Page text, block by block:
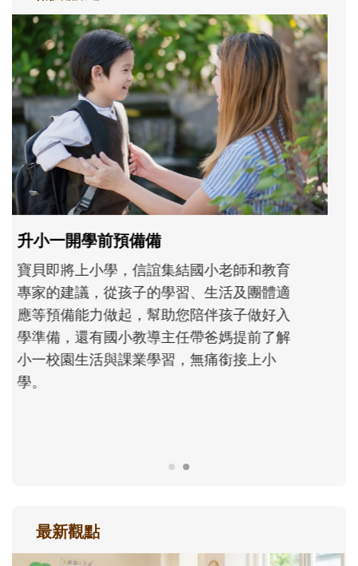
和孩子一起長大的那個男人│讀懂父親的
不同模樣
沒有人天生就擅長當爸爸！男人總是在一次
次「前所未有」的體驗中，跟著孩子一起長
大。從給予安全感的肢體遊戲，到獨立自
主、角色認同及解決問題的能力養成。爸爸
最新觀點